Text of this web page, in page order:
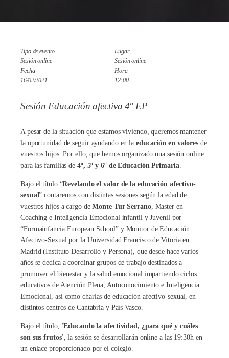
Tipo de evento
Sesión online
Lugar
Sesión online
Fecha
16/02/2021
Hora
12:00
Sesión Educación afectiva 4º EP
A pesar de la situación que estamos viviendo, queremos mantener
la oportunidad de seguir ayudando en la educación en valores de
vuestros hijos. Por ello, que hemos organizado una sesión online
para las familias de 4º, 5º y 6º de Educación Primaria.
Bajo el título “Revelando el valor de la educación afectivo-
sexual” contaremos con distintas sesiones según la edad de
vuestros hijos a cargo deMonte Tur Serrano, Master en
Coaching e Inteligencia Emocional infantil y Juvenil por
“Formainfancia European School” y Monitor de Educación
Afectivo-Sexual por la Universidad Francisco de Vitoria en
Madrid (Instituto Desarrollo y Persona), que desde hace varios
años se dedica a coordinar grupos de trabajo destinados a
promover el bienestar y la salud emocional impartiendo ciclos
educativos de Atención Plena, Autoconocimiento e Inteligencia
Emocional, así como charlas de educación afectivo-sexual, en
distintos centros de Cantabria y País Vasco.
Bajo el título, 'Educando la afectividad, ¿para qué y cuáles
son sus frutos', la sesión se desarrollarán online a las 19:30h en
un enlace proporcionado por el colegio.